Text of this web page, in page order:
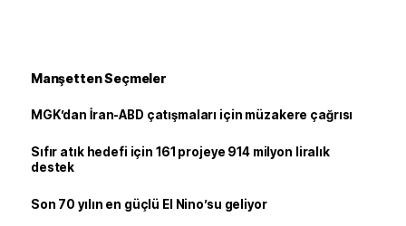
Manşetten Seçmeler
MGK’dan İran-ABD çatışmaları için müzakere çağrısı
Sıfır atık hedefi için 161 projeye 914 milyon liralık
destek
Son 70 yılın en güçlü El Nino’su geliyor